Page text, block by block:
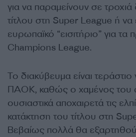
για να παραμείνουν σε τροχιά
τίτλου στη Super League ή
ευρωπαϊκό “εισιτήριο” για τα
Champions League.
Το διακύβευμα είναι τεράστιο
ΠΑΟΚ, καθώς ο χαμένος του
ουσιαστικά αποχαιρετά τις
κατάκτηση του τίτλου στη
Βεβαίως πολλά θα